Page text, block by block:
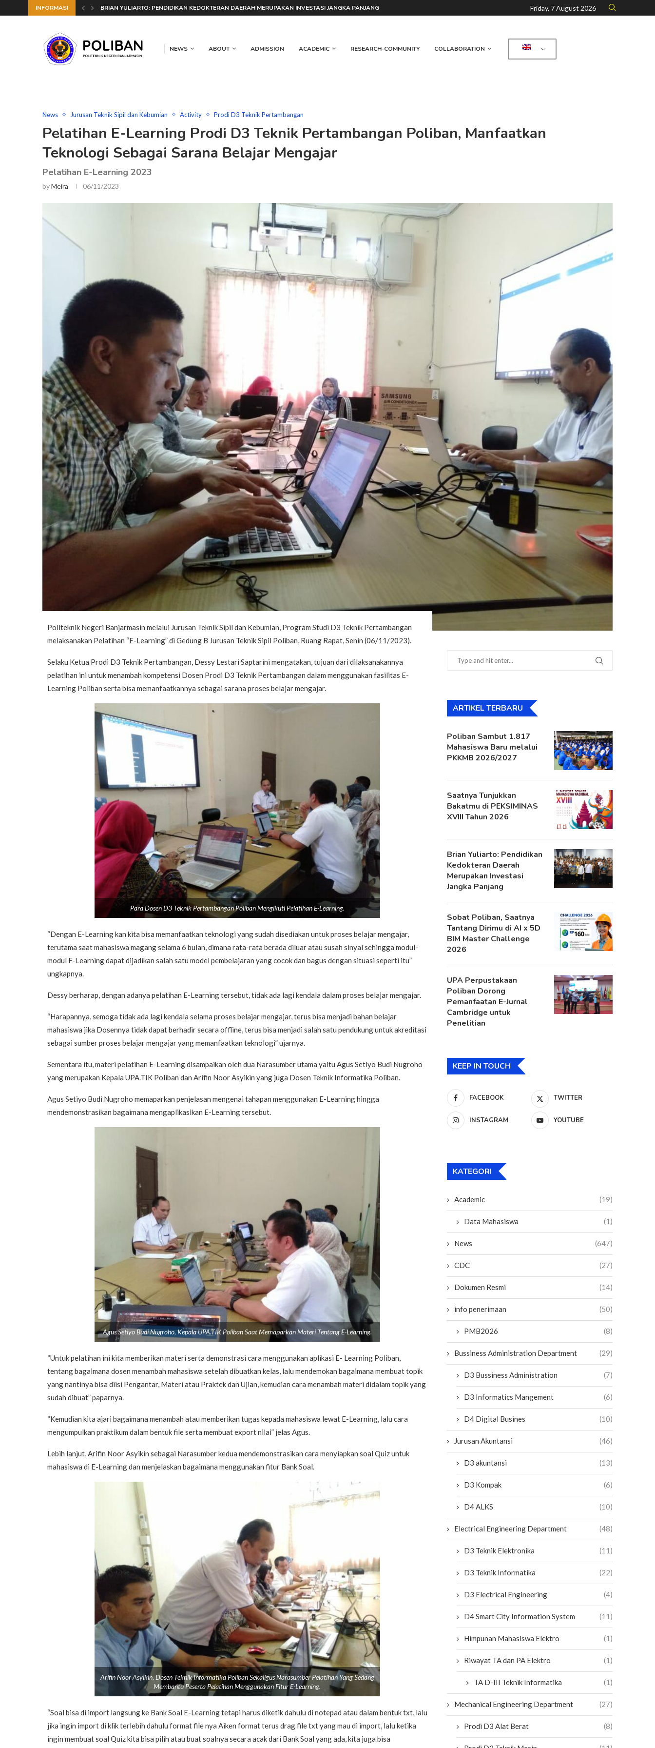
INFORMASI BRIAN YULIARTO: PENDIDIKAN KEDOKTERAN DAERAH MERUPAKAN INVESTASI JANGKA PANJANG
SOBAT POLIBAN, SAATNYA TANTANG DIRIMU DI AI X 5D BIM MASTER CHALLENGE 2026 Friday, 7 August 2026
NEWS ABOUT ADMISSION ACADEMIC RESEARCH-COMMUNITY COLLABORATION
News Jurusan Teknik Sipil dan Kebumian Activity Prodi D3 Teknik Pertambangan
Pelatihan E-Learning Prodi D3 Teknik Pertambangan Poliban, Manfaatkan
Teknologi Sebagai Sarana Belajar Mengajar
Pelatihan E-Learning 2023
byMeira 06/11/2023
Politeknik Negeri Banjarmasin melalui Jurusan Teknik Sipil dan Kebumian, Program Studi D3 Teknik Pertambangan
melaksanakan Pelatihan “E-Learning” di Gedung B Jurusan Teknik Sipil Poliban, Ruang Rapat, Senin (06/11/2023).
Selaku Ketua Prodi D3 Teknik Pertambangan, Dessy Lestari Saptarini mengatakan, tujuan dari dilaksanakannya
pelatihan ini untuk menambah kompetensi Dosen Prodi D3 Teknik Pertambangan dalam menggunakan fasilitas E-
Learning Poliban serta bisa memanfaatkannya sebagai sarana proses belajar mengajar.
Para Dosen D3 Teknik Pertambangan Poliban Mengikuti Pelatihan E-Learning.
“Dengan E-Learning kan kita bisa memanfaatkan teknologi yang sudah disediakan untuk proses belajar mengajar,
terutama saat mahasiswa magang selama 6 bulan, dimana rata-rata berada diluar atau susah sinyal sehingga modul-
modul E-Learning dapat dijadikan salah satu model pembelajaran yang cocok dan bagus dengan situasi seperti itu”
ungkapnya.
Dessy berharap, dengan adanya pelatihan E-Learning tersebut, tidak ada lagi kendala dalam proses belajar mengajar.
“Harapannya, semoga tidak ada lagi kendala selama proses belajar mengajar, terus bisa menjadi bahan belajar
mahasiswa jika Dosennya tidak dapat berhadir secara offline, terus bisa menjadi salah satu pendukung untuk akreditasi
sebagai sumber proses belajar mengajar yang memanfaatkan teknologi” ujarnya.
Sementara itu, materi pelatihan E-Learning disampaikan oleh dua Narasumber utama yaitu Agus Setiyo Budi Nugroho
yang merupakan Kepala UPA.TIK Poliban dan Arifin Noor Asyikin yang juga Dosen Teknik Informatika Poliban.
Agus Setiyo Budi Nugroho memaparkan penjelasan mengenai tahapan menggunakan E-Learning hingga
mendemonstrasikan bagaimana mengaplikasikan E-Learning tersebut.
Agus Setiyo Budi Nugroho, Kepala UPA.TIK Poliban Saat Memaparkan Materi Tentang E-Learning.
“Untuk pelatihan ini kita memberikan materi serta demonstrasi cara menggunakan aplikasi E- Learning Poliban,
tentang bagaimana dosen menambah mahasiswa setelah dibuatkan kelas, lalu mendemokan bagaimana membuat topik
yang nantinya bisa diisi Pengantar, Materi atau Praktek dan Ujian, kemudian cara menambah materi didalam topik yang
sudah dibuat” paparnya.
“Kemudian kita ajari bagaimana menambah atau memberikan tugas kepada mahasiswa lewat E-Learning, lalu cara
mengumpulkan praktikum dalam bentuk file serta membuat export nilai” jelas Agus.
Lebih lanjut, Arifin Noor Asyikin sebagai Narasumber kedua mendemonstrasikan cara menyiapkan soal Quiz untuk
mahasiswa di E-Learning dan menjelaskan bagaimana menggunakan fitur Bank Soal.
Arifin Noor Asyikin, Dosen Teknik Informatika Poliban Sekaligus Narasumber Pelatihan Yang Sedang
Membantu Peserta Pelatihan Menggunakan Fitur E-Learning.
“Soal bisa di import langsung ke Bank Soal E-Learning tetapi harus diketik dahulu di notepad atau dalam bentuk txt, lalu
jika ingin import di klik terlebih dahulu format file nya Aiken format terus drag file txt yang mau di import, lalu ketika
ingin membuat soal Quiz kita bisa pilih atau buat soalnya secara acak dari Bank Soal yang ada, kita juga bisa
ARTIKEL TERBARU
Poliban Sambut 1.817
Mahasiswa Baru melalui
PKKMB 2026/2027
Saatnya Tunjukkan
Bakatmu di PEKSIMINAS
XVIII Tahun 2026
Brian Yuliarto: Pendidikan
Kedokteran Daerah
Merupakan Investasi
Jangka Panjang
Sobat Poliban, Saatnya
Tantang Dirimu di AI x 5D
BIM Master Challenge
2026
UPA Perpustakaan
Poliban Dorong
Pemanfaatan E-Jurnal
Cambridge untuk
Penelitian
KEEP IN TOUCH
FACEBOOK TWITTER
INSTAGRAM YOUTUBE
KATEGORI
Academic (19)
Data Mahasiswa (1)
News (647)
CDC (27)
Dokumen Resmi (14)
info penerimaan (50)
PMB2026 (8)
Bussiness Administration Department (29)
D3 Bussiness Administration (7)
D3 Informatics Mangement (6)
D4 Digital Busines (10)
Jurusan Akuntansi (46)
D3 akuntansi (13)
D3 Kompak (6)
D4 ALKS (10)
Electrical Engineering Department (48)
D3 Teknik Elektronika (11)
D3 Teknik Informatika (22)
D3 Electrical Engineering (4)
D4 Smart City Information System (11)
Himpunan Mahasiswa Elektro (1)
Riwayat TA dan PA Elektro (1)
TA D-III Teknik Informatika (1)
Mechanical Engineering Department (27)
Prodi D3 Alat Berat (8)